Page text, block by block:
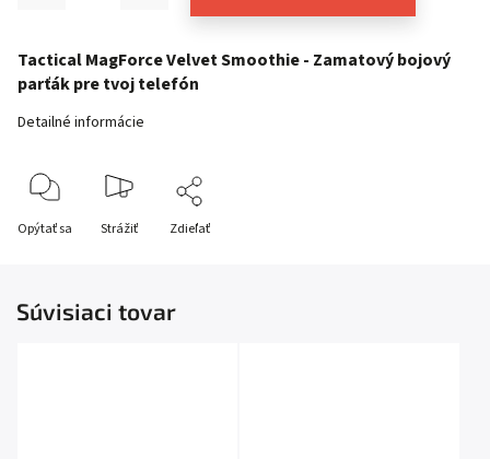
Tactical MagForce Velvet Smoothie - Zamatový bojový
parťák pre tvoj telefón
Detailné informácie
Opýtať sa Strážiť Zdieľať
Súvisiaci tovar